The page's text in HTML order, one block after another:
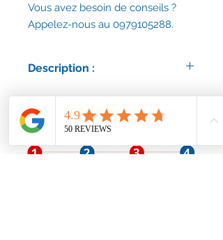
Vous avez besoin de conseils ?
Appelez-nous au 0979105288.
Description :
Vitre rectangulaire haute
température, bords chanfreinés,
certifiée conforme. Jøtul.
Envoi rapide et assuré.